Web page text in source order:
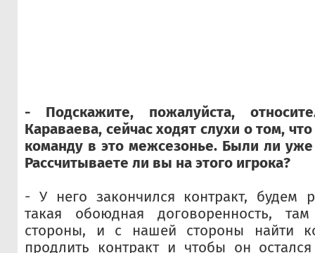
- Подскажите, пожалуйста,
Караваева, сейчас ходят слухи о том,
команду в это межсезонье. Были ли
Рассчитываете ли вы на этого игрока?
- У него закончился контракт, будем
такая обоюдная договоренность,
стороны, и с нашей стороны найти
продлить контракт и чтобы он